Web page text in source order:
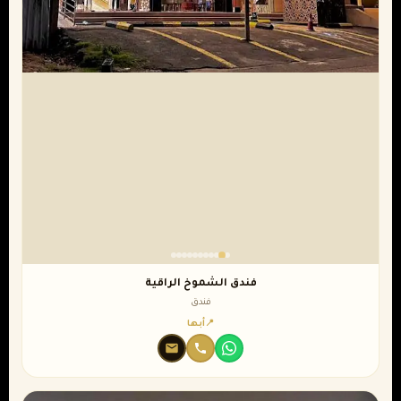
فندق الشموخ الراقية
فندق
أبها